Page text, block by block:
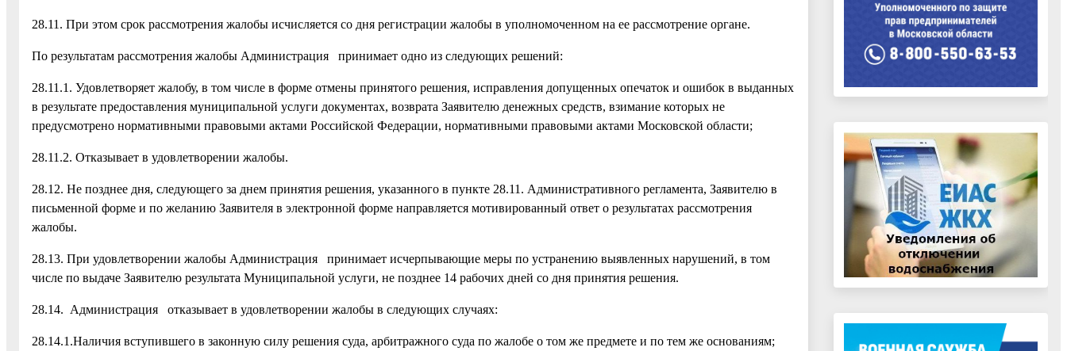
28.11. При этом срок рассмотрения жалобы исчисляется со дня регистрации жалобы в уполномоченном на ее рассмотрение органе.
По результатам рассмотрения жалобы Администрация принимает одно из следующих решений:
28.11.1. Удовлетворяет жалобу, в том числе в форме отмены принятого решения, исправления допущенных опечаток и ошибок в выданных
в результате предоставления муниципальной услуги документах, возврата Заявителю денежных средств, взимание которых не
предусмотрено нормативными правовыми актами Российской Федерации, нормативными правовыми актами Московской области;
28.11.2. Отказывает в удовлетворении жалобы.
28.12. Не позднее дня, следующего за днем принятия решения, указанного в пункте 28.11. Административного регламента, Заявителю в
письменной форме и по желанию Заявителя в электронной форме направляется мотивированный ответ о результатах рассмотрения
жалобы.
28.13. При удовлетворении жалобы Администрация принимает исчерпывающие меры по устранению выявленных нарушений, в том
числе по выдаче Заявителю результата Муниципальной услуги, не позднее 14 рабочих дней со дня принятия решения.
28.14. Администрация отказывает в удовлетворении жалобы в следующих случаях:
28.14.1.Наличия вступившего в законную силу решения суда, арбитражного суда по жалобе о том же предмете и по тем же основаниям;